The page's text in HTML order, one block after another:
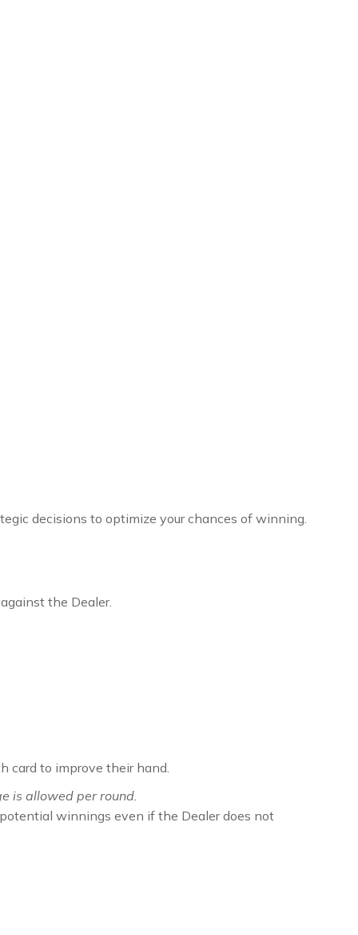
decisions to optimize your chances of winning.
the Dealer.
card to improve their hand.
is allowed per round.
winnings even if the Dealer does not